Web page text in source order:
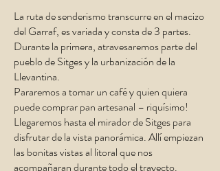
La ruta de senderismo transcurre en el macizo
del Garraf, es variada y consta de 3 partes.
Durante la primera, atravesaremos parte del
pueblo de Sitges y la urbanización de la
Llevantina.
Pararemos a tomar un café y quien quiera
puede comprar pan artesanal – riquísimo!
Llegaremos hasta el mirador de Sitges para
disfrutar de la vista panorámica. Allí empiezan
las bonitas vistas al litoral que nos
acompañaran durante todo el trayecto.